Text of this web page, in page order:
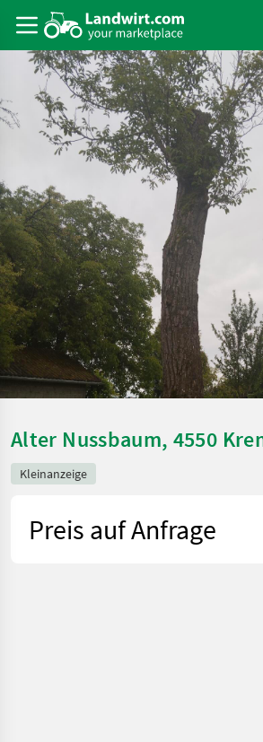
Alter Nussbaum, 4550
Kleinanzeige
Preis auf Anfrage